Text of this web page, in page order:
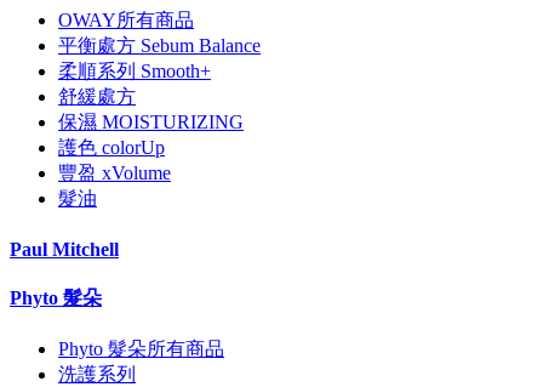
OWAY所有商品
平衡處方 Sebum Balance
柔順系列 Smooth+
舒緩處方
保濕 MOISTURIZING
護色 colorUp
豐盈 xVolume
髮油
Paul Mitchell
Phyto 髮朵
Phyto 髮朵所有商品
洗護系列